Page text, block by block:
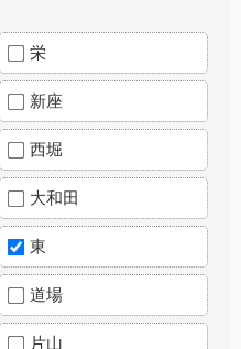
栄
新座
西堀
大和田
東
道場
片山